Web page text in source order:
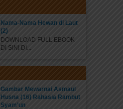
Nama-Nama Hewan di Laut
(2)
DOWNLOAD FULL EBOOK
DI SINI DI...
Gambar Mewarnai Asmaul
Husna (16) Rahasia Rambut
Syam’un